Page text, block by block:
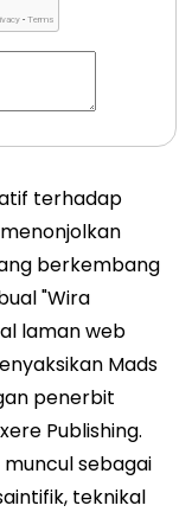
terhadap
berkembang
"Wira
laman web
Mads
penerbit
Publishing.
muncul sebagai
teknikal